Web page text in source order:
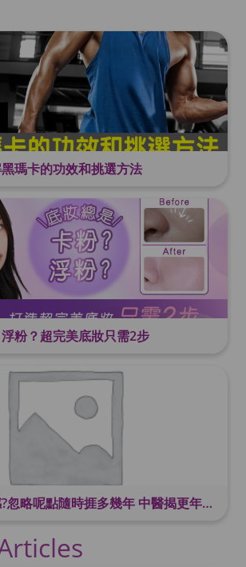
瑪卡的功效和挑選方法
粉？超完美底妝只需2步
更年期保養無感?忽略呢點隨時捱多幾年 中醫揭更年保養關鍵 輕鬆舒適渡過更年期